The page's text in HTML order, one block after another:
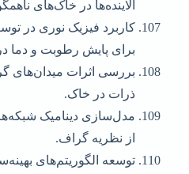
آلاینده‌ها در خاک‌های
کاربرد فیزیک نوری در
برای پایش رطوبت و دما
بررسی اثرات میدان‌های
ذرات در خاک.
مدل‌سازی دینامیک
از نظریه گراف.
توسعه الگوریتم‌های